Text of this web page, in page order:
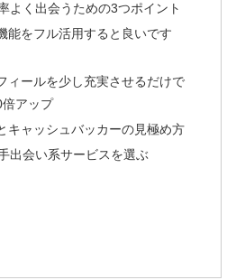
よく出会うための3つポイント
能をフル活用すると良いです
ィールを少し充実させるだけで
アップ
キャッシュバッカーの見極め方
出会い系サービスを選ぶ